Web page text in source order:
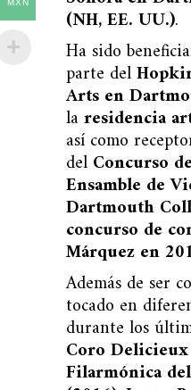
(NH, EE. UU.).
Ha sido
parte del
Arts en
laresidencia
así como
del Concurso
Ensamble de
Dartmouth
concurso de
Márquez en
Además de ser
tocado en
durante los
Coro
Filarmónica
MXN